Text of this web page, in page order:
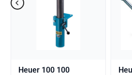
Heuer 100 100